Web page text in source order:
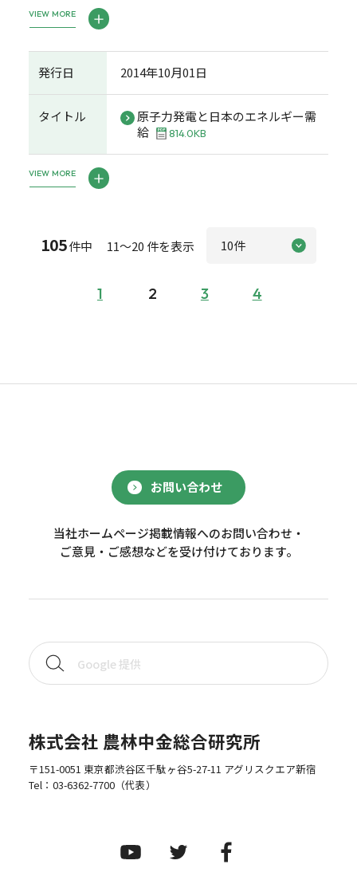
VIEW MORE
発行日 2014年10月01日
タイトル
原子力発電と日本のエネルギー需
給
814.0KB
VIEW MORE
105件中 11～20 件を表示
1 2 3 4
お問い合わせ
当社ホームページ掲載情報へのお問い合わせ・
ご意見・ご感想などを受け付けております。
株式会社 農林中金総合研究所
〒151-0051 東京都渋谷区千駄ヶ谷5-27-11 アグリスクエア新宿
Tel： 03-6362-7700（代表）